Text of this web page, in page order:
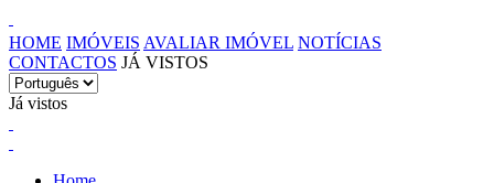
HOME IMÓVEIS AVALIAR IMÓVEL NOTÍCIAS
CONTACTOS JÁ VISTOS
Já vistos